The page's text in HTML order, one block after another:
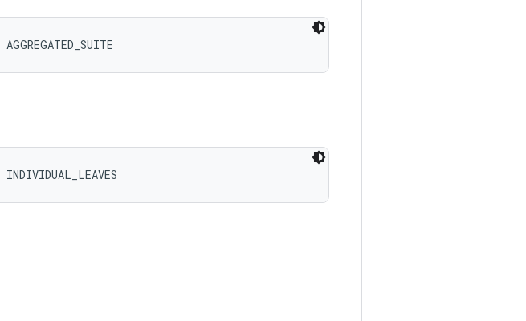
AGGREGATED_SUITE
INDIVIDUAL_LEAVES